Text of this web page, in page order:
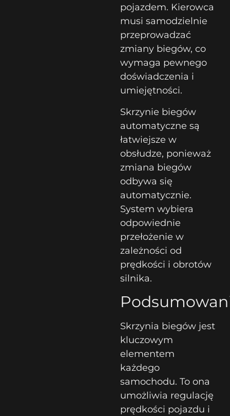
pojazdem. Kierowca
musi samodzielnie
przeprowadzać
zmiany biegów, co
wymaga pewnego
doświadczenia i
umiejętności.
Skrzynie biegów
automatyczne są
łatwiejsze w
obsłudze, ponieważ
zmiana biegów
odbywa się
automatycznie.
System wybiera
odpowiednie
przełożenie w
zależności od
prędkości i obrotów
silnika.
Skrzynia biegów jest
kluczowym
elementem
każdego
samochodu. To ona
umożliwia regulację
prędkości pojazdu i